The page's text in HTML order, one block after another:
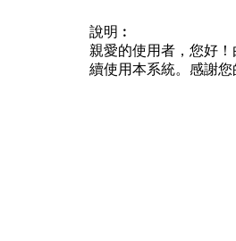
說明︰
親愛的使用者，您好
續使用本系統。感謝您